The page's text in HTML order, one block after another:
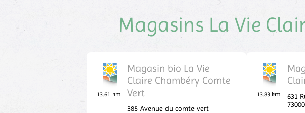
Magasins La Vie
13.61 km
Magasin bio La Vie
Claire Chambéry Comte
Vert
385 Avenue du comte vert
13.83 km
631
73000